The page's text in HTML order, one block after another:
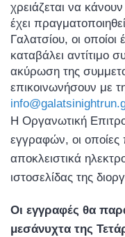
χρειάζεται να
έχει
Γαλατσίου, οι οποίοι
καταβάλει αντίτιμο
ακύρωση της
επικοινωνήσουν με
Η Οργανωτική
εγγραφών, οι οποίες
αποκλειστικά
ιστοσελίδας της
Οι εγγραφές θα
μεσάνυχτα της